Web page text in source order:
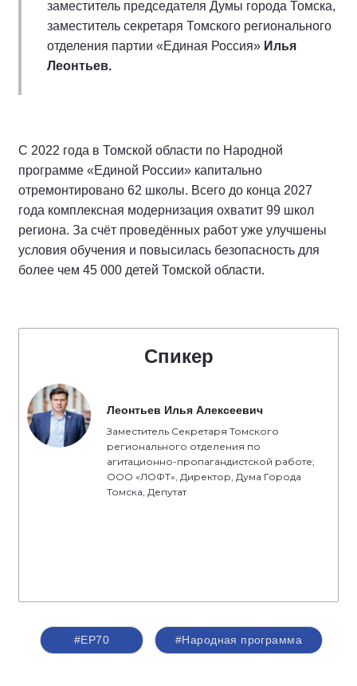
заместитель председателя Думы города Томска,
заместитель секретаря Томского регионального
отделения партии «Единая Россия» Илья
Леонтьев.
С 2022 года в Томской области по Народной
программе «Единой России» капитально
отремонтировано 62 школы. Всего до конца 2027
года комплексная модернизация охватит 99 школ
региона. За счёт проведённых работ уже улучшены
условия обучения и повысилась безопасность для
более чем 45 000 детей Томской области.
Спикер
Леонтьев Илья Алексеевич
Заместитель Секретаря Томского
регионального отделения по
агитационно-пропагандистской работе;
ООО «ЛОФТ», Директор, Дума Города
Томска, Депутат
#ЕР70 #Народная программа